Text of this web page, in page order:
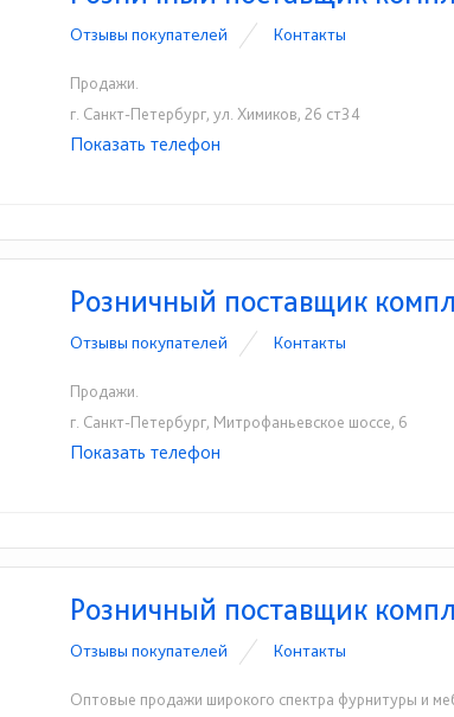
Отзывы покупателей Контакты
Продажи.
г. Санкт-Петербург, ул. Химиков, 26 ст34
☎+7 (812) 334-98-86
Показать телефон
Розничный поставщик
Отзывы покупателей Контакты
Продажи.
г. Санкт-Петербург, Митрофаньевское шоссе, 6
☎+7 (812) 334-9081
Показать телефон
Розничный поставщик
Отзывы покупателей Контакты
Оптовые продажи широкого спектра фурнитуры и